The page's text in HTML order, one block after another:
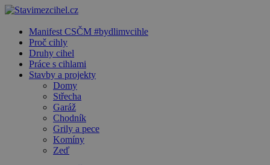
Manifest CSČM #bydlimvcihle
Proč cihly
Druhy cihel
Práce s cihlami
Stavby a projekty
Domy
Střecha
Garáž
Chodník
Grily a pece
Komíny
Zeď